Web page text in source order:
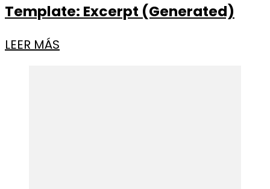
Template: Excerpt (Generated)
LEER MÁS